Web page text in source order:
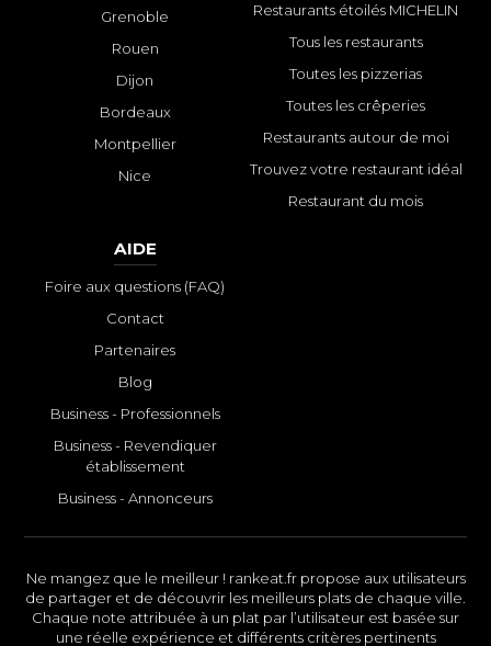
Grenoble
Rouen
Dijon
Bordeaux
Montpellier
Nice
Restaurants étoilés MICHELIN
Tous les restaurants
Toutes les pizzerias
Toutes les crêperies
Restaurants autour de moi
Trouvez votre restaurant idéal
Restaurant du mois
AIDE
Foire aux questions (FAQ)
Contact
Partenaires
Blog
Business - Professionnels
Business - Revendiquer
établissement
Business - Annonceurs
Ne mangez que le meilleur ! rankeat.fr propose aux utilisateurs
de partager et de découvrir les meilleurs plats de chaque ville.
Chaque note attribuée à un plat par l’utilisateur est basée sur
une réelle expérience et différents critères pertinents